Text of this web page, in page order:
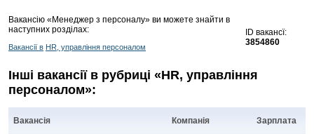
Вакансію «Менеджер з персоналу» ви можете знайти в
наступних розділах:
Вакансії в HR, управління персоналом
ID вакансї:
3854860
Інші вакансії в рубриці «HR, управління
персоналом»:
Вакансія Компанія
Зарплата